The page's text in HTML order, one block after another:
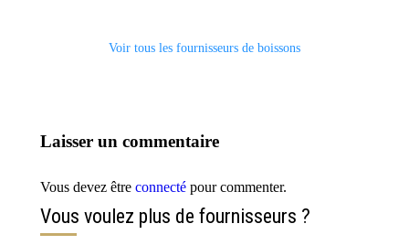
Voir tous les fournisseurs de boissons
Laisser un commentaire
Vous devez être connecté pour commenter.
Vous voulez plus de fournisseurs ?